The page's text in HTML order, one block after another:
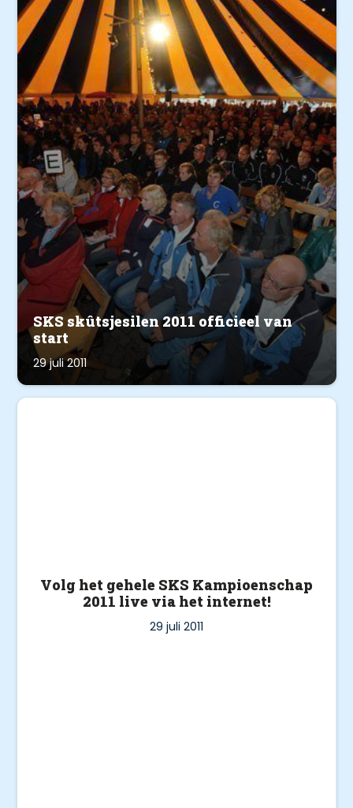
SKS skûtsjesilen 2011 officieel van
start
29 juli 2011
Volg het gehele SKS Kampioenschap
2011 live via het internet!
29 juli 2011